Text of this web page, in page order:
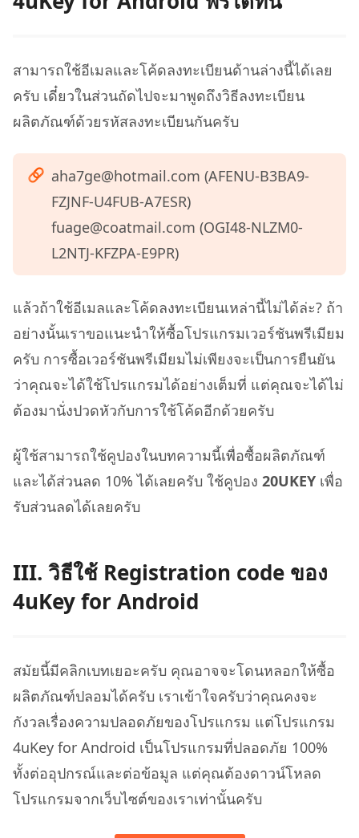
สามารถใช้อีเมลและโค้ดลงทะเบียนด้านล่างนี้ได้เลย
ครับ เดี๋ยวในส่วนถัดไปจะมาพูดถึงวิธีลงทะเบียน
ผลิตภัณฑ์ด้วยรหัสลงทะเบียนกันครับ
aha7ge@hotmail.com (AFENU-B3BA9-
FZJNF-U4FUB-A7ESR)
fuage@coatmail.com (OGI48-NLZM0-
L2NTJ-KFZPA-E9PR)
แล้วถ้าใช้อีเมลและโค้ดลงทะเบียนเหล่านี้ไม่ได้ล่ะ? ถ้า
อย่างนั้นเราขอแนะนำให้ซื้อโปรแกรมเวอร์ชันพรีเมียม
ครับ การซื้อเวอร์ชันพรีเมียมไม่เพียงจะเป็นการยืนยัน
ว่าคุณจะได้ใช้โปรแกรมได้อย่างเต็มที่ แต่คุณจะได้ไม่
ต้องมานั่งปวดหัวกับการใช้โค้ดอีกด้วยครับ
ผู้ใช้สามารถใช้คูปองในบทความนี้เพื่อซื้อผลิตภัณฑ์
และได้ส่วนลด 10% ได้เลยครับ ใช้คูปอง 20UKEY เพื่อ
รับส่วนลดได้เลยครับ
III. วิธีใช้ Registration code ของ
4uKey for Android
สมัยนี้มีคลิกเบทเยอะครับ คุณอาจจะโดนหลอกให้ซื้อ
ผลิตภัณฑ์ปลอมได้ครับ เราเข้าใจครับว่าคุณคงจะ
กังวลเรื่องความปลอดภัยของโปรแกรม แต่โปรแกรม
4uKey for Android เป็นโปรแกรมที่ปลอดภัย 100%
ทั้งต่ออุปกรณ์และต่อข้อมูล แต่คุณต้องดาวน์โหลด
โปรแกรมจากเว็บไซต์ของเราเท่านั้นครับ